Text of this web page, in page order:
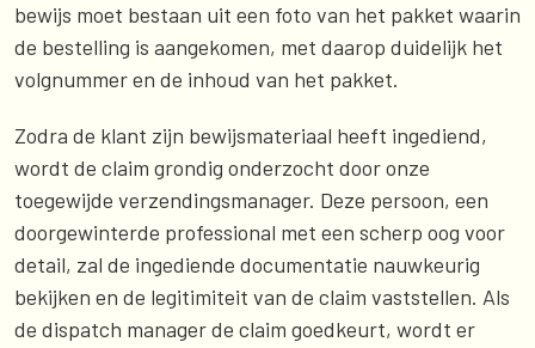
bewijs moet bestaan uit een foto van het pakket waarin
de bestelling is aangekomen, met daarop duidelijk het
volgnummer en de inhoud van het pakket.
Zodra de klant zijn bewijsmateriaal heeft ingediend,
wordt de claim grondig onderzocht door onze
toegewijde verzendingsmanager. Deze persoon, een
doorgewinterde professional met een scherp oog voor
detail, zal de ingediende documentatie nauwkeurig
bekijken en de legitimiteit van de claim vaststellen. Als
de dispatch manager de claim goedkeurt, wordt er